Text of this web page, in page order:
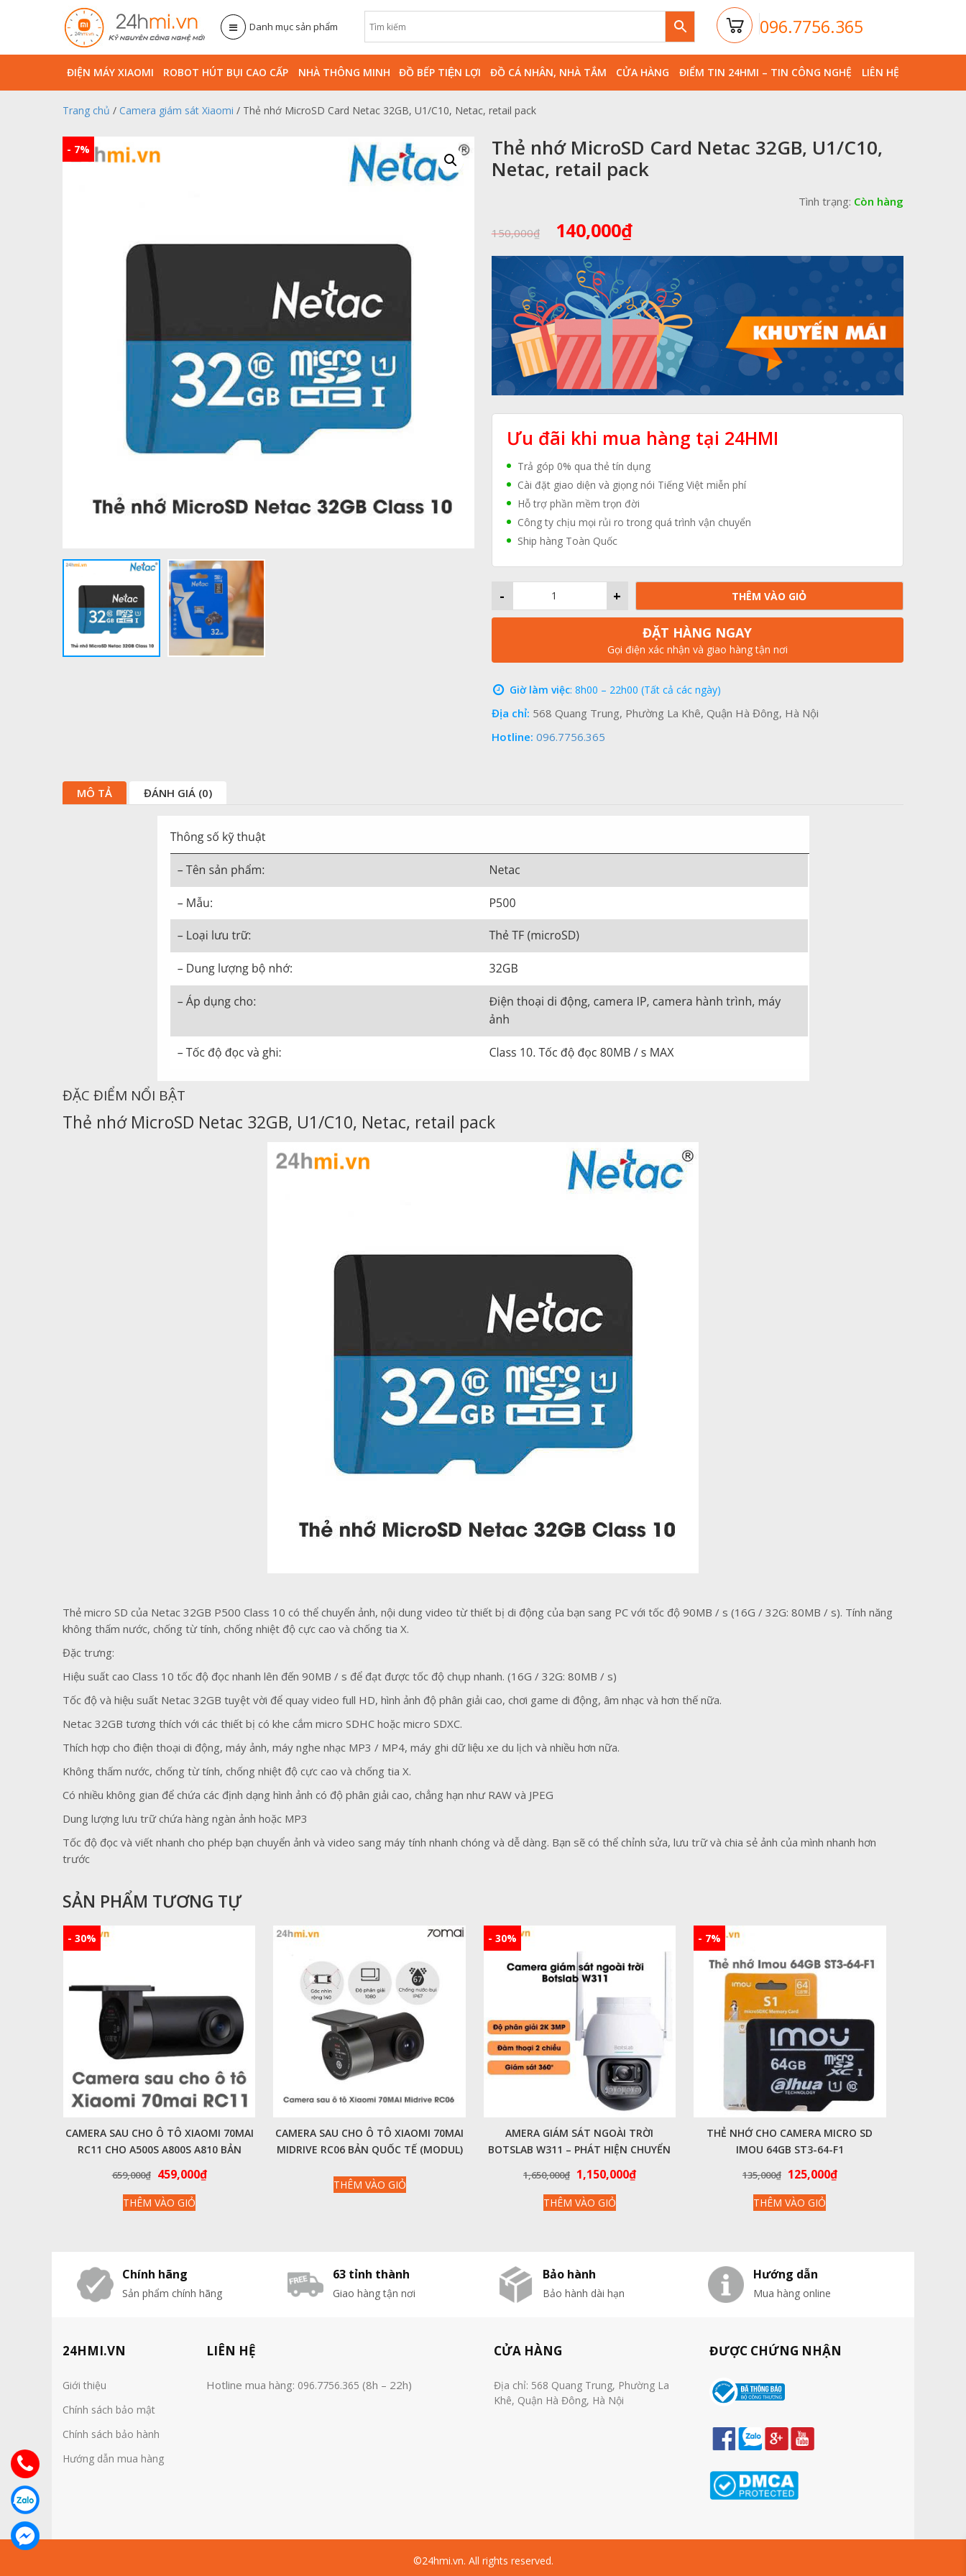
Danh mục sản phẩm 096.7756.365
ĐIỆN MÁY XIAOMI ROBOT HÚT BỤI CAO CẤP NHÀ THÔNG MINH ĐỒ BẾP TIỆN LỢI ĐỒ CÁ NHÂN, NHÀ TẮM CỬA HÀNG ĐIỂM TIN 24HMI – TIN CÔNG NGHỆ LIÊN HỆ
Trang chủ / Camera giám sát Xiaomi / Thẻ nhớ MicroSD Card Netac 32GB, U1/C10, Netac, retail pack
- 7%
Thẻ nhớ MicroSD Card Netac 32GB, U1/C10,
Netac, retail pack
Tình trạng: Còn hàng
150,000₫ Giá
gốc
là:
150,000₫.
140,000₫Giá
tại
là:
140,000₫.
Ưu đãi khi mua hàng tại 24HMI
Trả góp 0% qua thẻ tín dụng
Cài đặt giao diện và giọng nói Tiếng Việt miễn phí
Hỗ trợ phần mềm trọn đời
Công ty chịu mọi rủi ro trong quá trình vận chuyển
Ship hàng Toàn Quốc
+
- THÊM VÀO GIỎ
ĐẶT HÀNG NGAY
Gọi điện xác nhận và giao hàng tận nơi
Giờ làm việc: 8h00 – 22h00 (Tất cả các ngày)
Địa chỉ: 568 Quang Trung, Phường La Khê, Quận Hà Đông, Hà Nội
Hotline: 096.7756.365
MÔ TẢ ĐÁNH GIÁ (0)
ĐẶC ĐIỂM NỔI BẬT
Thẻ nhớ MicroSD Netac 32GB, U1/C10, Netac, retail pack
Thẻ micro SD của Netac 32GB P500 Class 10 có thể chuyển ảnh, nội dung video từ thiết bị di động của bạn sang PC với tốc độ 90MB / s (16G / 32G: 80MB / s). Tính năng
không thấm nước, chống từ tính, chống nhiệt độ cực cao và chống tia X.
Đặc trưng:
Hiệu suất cao Class 10 tốc độ đọc nhanh lên đến 90MB / s để đạt được tốc độ chụp nhanh. (16G / 32G: 80MB / s)
Tốc độ và hiệu suất Netac 32GB tuyệt vời để quay video full HD, hình ảnh độ phân giải cao, chơi game di động, âm nhạc và hơn thế nữa.
Netac 32GB tương thích với các thiết bị có khe cắm micro SDHC hoặc micro SDXC.
Thích hợp cho điện thoại di động, máy ảnh, máy nghe nhạc MP3 / MP4, máy ghi dữ liệu xe du lịch và nhiều hơn nữa.
Không thấm nước, chống từ tính, chống nhiệt độ cực cao và chống tia X.
Có nhiều không gian để chứa các định dạng hình ảnh có độ phân giải cao, chẳng hạn như RAW và JPEG
Dung lượng lưu trữ chứa hàng ngàn ảnh hoặc MP3
Tốc độ đọc và viết nhanh cho phép bạn chuyển ảnh và video sang máy tính nhanh chóng và dễ dàng. Bạn sẽ có thể chỉnh sửa, lưu trữ và chia sẻ ảnh của mình nhanh hơn
trước
SẢN PHẨM TƯƠNG TỰ
- 30%
CAMERA SAU CHO Ô TÔ XIAOMI 70MAI
RC11 CHO A500S A800S A810 BẢN
659,000₫ Giá
gốc
là:
459,000₫Giá
THÊM VÀO GIỎ
CAMERA SAU CHO Ô TÔ XIAOMI 70MAI
MIDRIVE RC06 BẢN QUỐC TẾ (MODUL)
THÊM VÀO GIỎ
- 30%
AMERA GIÁM SÁT NGOÀI TRỜI
BOTSLAB W311 – PHÁT HIỆN CHUYỂN
ĐỘNG, ĐÀM THOẠI 2 CHIỀU
1,650,000₫ Giá
gốc
là:
1,150,000₫Giá
THÊM VÀO GIỎ
- 7%
THẺ NHỚ CHO CAMERA MICRO SD
IMOU 64GB ST3-64-F1
135,000₫ Giá
gốc
là:
125,000₫Giá
THÊM VÀO GIỎ
Chính hãng
Sản phẩm chính hãng
63 tỉnh thành
Giao hàng tận nơi
Bảo hành
Bảo hành dài hạn
Hướng dẫn
Mua hàng online
24HMI.VN
Giới thiệu
Chính sách bảo mật
Chính sách bảo hành
Hướng dẫn mua hàng
LIÊN HỆ
Hotline mua hàng: 096.7756.365 (8h – 22h)
CỬA HÀNG
Địa chỉ: 568 Quang Trung, Phường La
Khê, Quận Hà Đông, Hà Nội
ĐƯỢC CHỨNG NHẬN
©24hmi.vn. All rights reserved.